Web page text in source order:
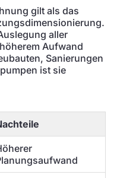
gilt als das
aller
Aufwand
Sanierungen
ist sie